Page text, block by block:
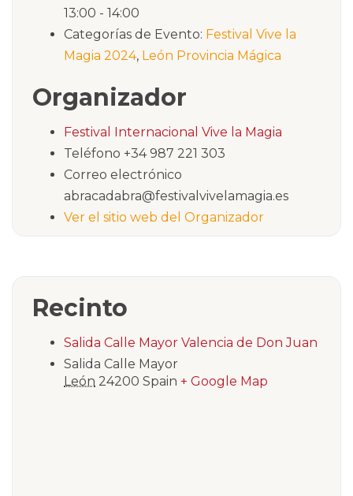
13:00 - 14:00
Categorías de Evento: Festival Vive la
Magia 2024, León Provincia Mágica
Organizador
Festival Internacional Vive la Magia
Teléfono +34 987 221 303
Correo electrónico
abracadabra@festivalvivelamagia.es
Ver el sitio web del Organizador
Recinto
Salida Calle Mayor Valencia de Don Juan
Salida Calle Mayor
León 24200 Spain + Google Map